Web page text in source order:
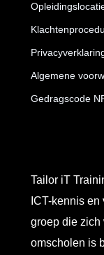
Tailor iT
ICT-kennis
groep die
omscholen is
Algemene
Gedragscode